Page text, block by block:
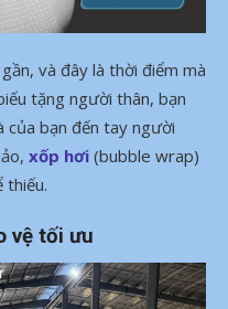
và đây là thời điểm mà
tặng người thân, bạn
của bạn đến tay người
xốp hơi (bubble wrap)
thiếu.
vệ tối ưu